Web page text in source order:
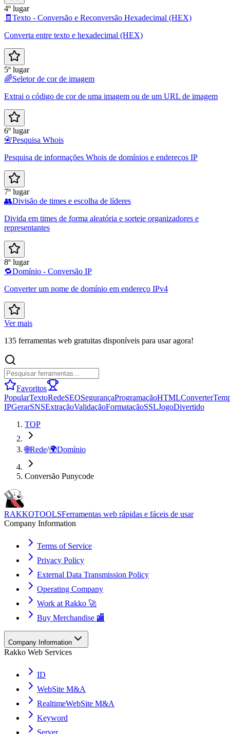
4º lugar
🧾 Texto - Conversão e Reconversão Hexadecimal (HEX)
Converta entre texto e hexadecimal (HEX)
5º lugar
🌈Seletor de cor de imagem
Extrai o código de cor de uma imagem ou de um URL de imagem
6º lugar
📇Pesquisa Whois
Pesquisa de informações Whois de domínios e endereços IP
7º lugar
👥Divisão de times e escolha de líderes
Divida em times de forma aleatória e sorteie organizadores e
representantes
8º lugar
🔁Domínio - Conversão IP
Converter um nome de domínio em endereço IPv4
Ver mais
135 ferramentas web gratuitas disponíveis para usar agora!
Favoritos
PopularTextoRedeSEOSegurançaProgramaçãoHTMLConverter
IPGerarSNSExtraçãoValidaçãoFormataçãoSSLJogoDivertido
TOP
🌐Rede/🌍Domínio
Conversão Punycode
RAKKOTOOLSFerramentas web rápidas e fáceis de usar
Company Information
Terms of Service
Privacy Policy
External Data Transmission Policy
Operating Company
Work at Rakko 🚀
Buy Merchandise 🏬
Company Information
Rakko Web Services
ID
WebSite M&A
RealtimeWebSite M&A
Keyword
Server